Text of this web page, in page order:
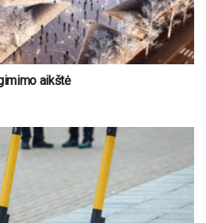
aikštė